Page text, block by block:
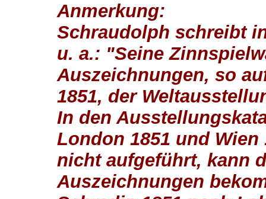
Anmerkung:
Schraudolph schreibt
u. a.: "Seine
Auszeichnungen, so
1851, der
In den
London 1851 und
nicht aufgeführt, kann
Auszeichnungen